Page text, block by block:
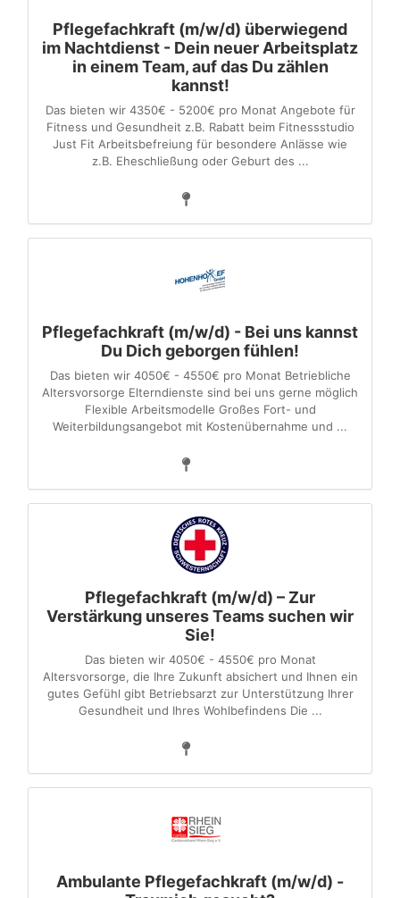
Pflegefachkraft (m/w/d) überwiegend
im Nachtdienst - Dein neuer Arbeitsplatz
in einem Team, auf das Du zählen
kannst!
Das bieten wir 4350€ - 5200€ pro Monat Angebote für
Fitness und Gesundheit z.B. Rabatt beim Fitnessstudio
Just Fit Arbeitsbefreiung für besondere Anlässe wie
z.B. Eheschließung oder Geburt des ...
Pflegefachkraft (m/w/d) - Bei uns kannst
Du Dich geborgen fühlen!
Das bieten wir 4050€ - 4550€ pro Monat Betriebliche
Altersvorsorge Elterndienste sind bei uns gerne möglich
Flexible Arbeitsmodelle Großes Fort- und
Weiterbildungsangebot mit Kostenübernahme und ...
Pflegefachkraft (m/w/d) – Zur
Verstärkung unseres Teams suchen wir
Sie!
Das bieten wir 4050€ - 4550€ pro Monat
Altersvorsorge, die Ihre Zukunft absichert und Ihnen ein
gutes Gefühl gibt Betriebsarzt zur Unterstützung Ihrer
Gesundheit und Ihres Wohlbefindens Die ...
Ambulante Pflegefachkraft (m/w/d) -